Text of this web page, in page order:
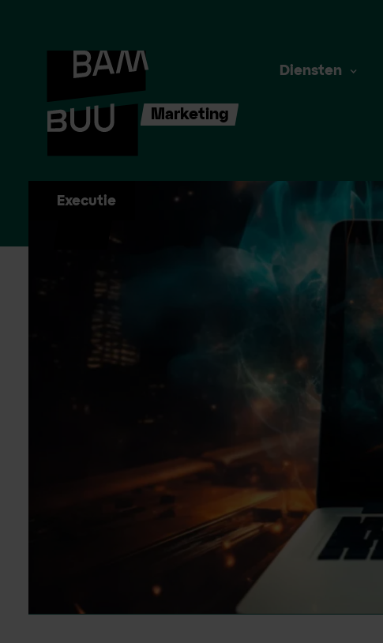
Marketing
Diensten
Executie